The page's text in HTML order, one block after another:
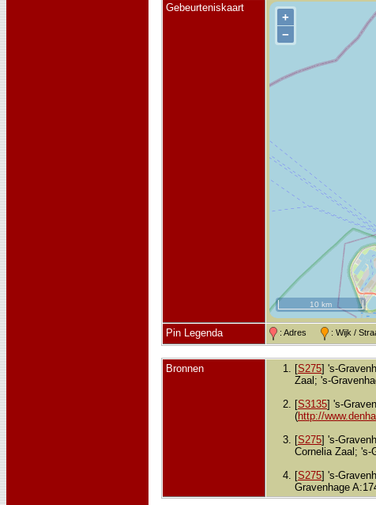
Gebeurteniskaart
+
−
10 km
Pin Legenda : Adres : Wijk /
Bronnen [S275] 's-
Zaal; 's-
[S3135] 's-
(http://
[S275] 's-
Cornelia Zaal; 's-
[S275] 's-
Gravenhage